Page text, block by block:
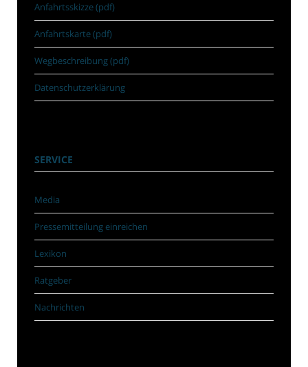
Anfahrtsskizze (pdf)
Anfahrtskarte (pdf)
Wegbeschreibung (pdf)
Datenschutzerklärung
SERVICE
Media
Pressemitteilung einreichen
Lexikon
Ratgeber
Nachrichten